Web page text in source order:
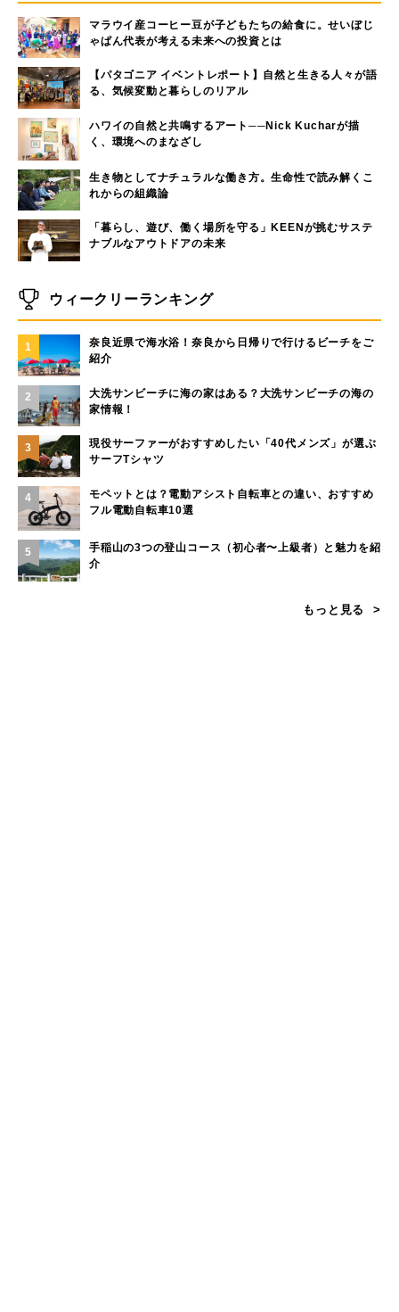
マラウイ産コーヒー豆が子どもたちの給食に。せいぼじ
ゃぱん代表が考える未来への投資とは
【パタゴニア イベントレポート】自然と生きる人々が語
る、気候変動と暮らしのリアル
ハワイの自然と共鳴するアート──Nick Kucharが描
く、環境へのまなざし
生き物としてナチュラルな働き方。生命性で読み解くこ
れからの組織論
「暮らし、遊び、働く場所を守る」KEENが挑むサステ
ナブルなアウトドアの未来
ウィークリーランキング
1
奈良近県で海水浴！奈良から日帰りで行けるビーチをご
紹介
2
大洗サンビーチに海の家はある？大洗サンビーチの海の
家情報！
3
現役サーファーがおすすめしたい「40代メンズ」が選ぶ
サーフTシャツ
4
モペットとは？電動アシスト自転車との違い、おすすめ
フル電動自転車10選
5
手稲山の3つの登山コース（初心者〜上級者）と魅力を紹
介
もっと見る